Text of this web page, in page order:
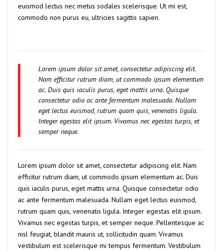
euismod lectus nec metus sodales scelerisque. Ut mi est,
commodo non purus eu, ultricies sagittis sapien.
Lorem ipsum dolor sit amet, consectetur adipiscing elit.
Nam efficitur rutrum diam, ut commodo ipsum elementum
ac. Duis quis iaculis purus, eget mattis urna. Quisque
consectetur odio ac ante fermentum malesuada. Nullam
eget lectus euismod, rutrum quam quis, venenatis ligula.
Integer egestas elit ipsum. Vivamus nec egestas turpis, et
semper neque.
Lorem ipsum dolor sit amet, consectetur adipiscing elit. Nam
efficitur rutrum diam, ut commodo ipsum elementum ac. Duis
quis iaculis purus, eget mattis urna. Quisque consectetur odio
ac ante fermentum malesuada. Nullam eget lectus euismod,
rutrum quam quis, venenatis ligula. Integer egestas elit ipsum.
Vivamus nec egestas turpis, et semper neque. Pellentesque ac
nisl feugiat, blandit mauris ut, sollicitudin quam. Vivamus
vestibulum est scelerisque mi tempus fermentum. Vestibulum